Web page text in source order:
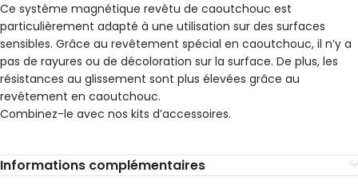
Ce système magnétique revêtu de caoutchouc est
particulièrement adapté à une utilisation sur des surfaces
sensibles. Grâce au revêtement spécial en caoutchouc, il n’y a
pas de rayures ou de décoloration sur la surface. De plus, les
résistances au glissement sont plus élevées grâce au
revêtement en caoutchouc.
Combinez-le avec nos kits d’accessoires.
Informations complémentaires